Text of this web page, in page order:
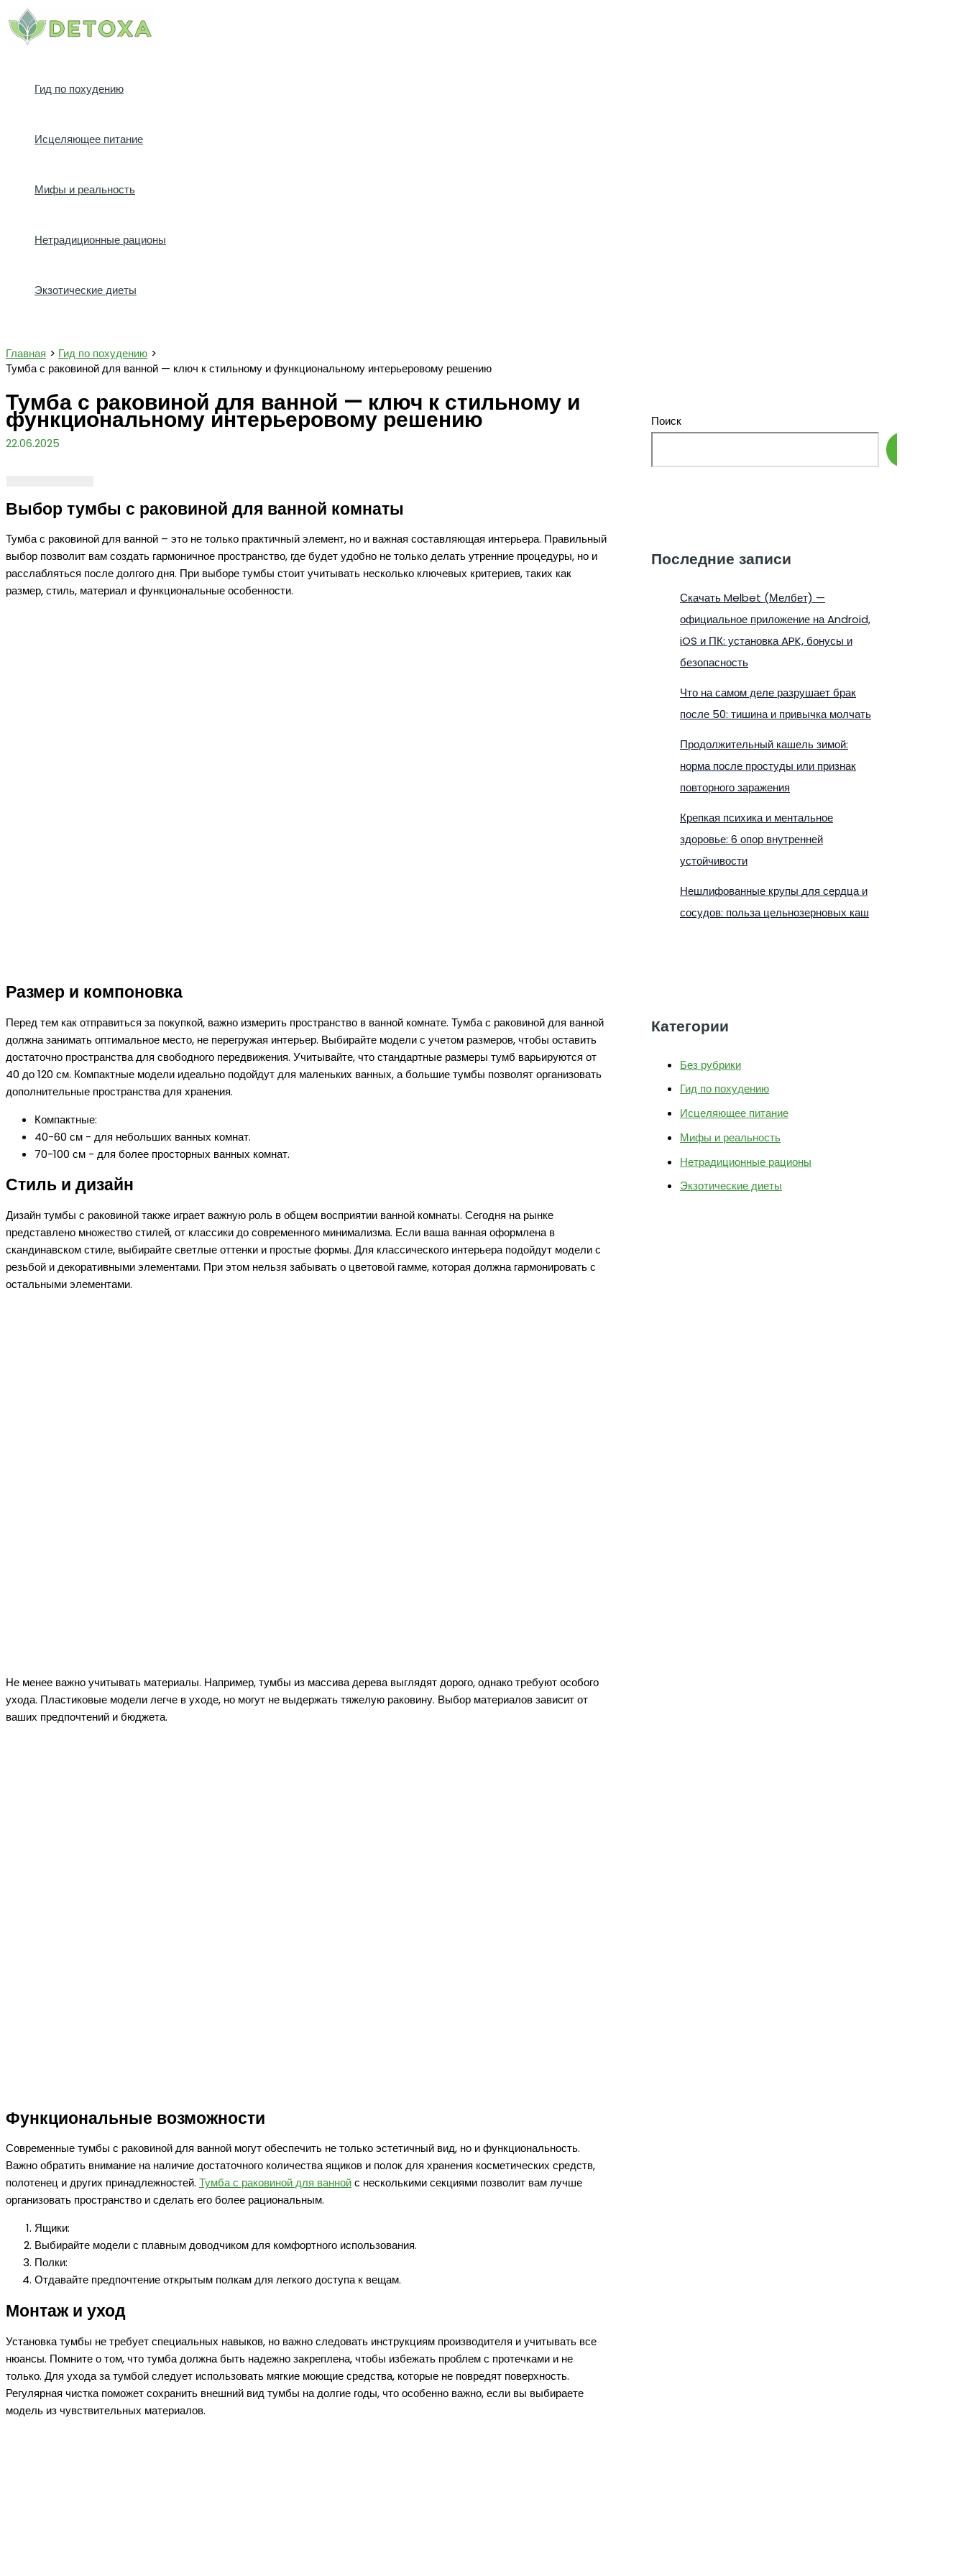
Перейти
к
содержимому
Гид по похудению
Исцеляющее питание
Мифы и реальность
Нетрадиционные рационы
Экзотические диеты
Главная
Гид по похудению
Тумба с раковиной для ванной — ключ к стильному и функциональному интерьеровому решению
Тумба с раковиной для ванной — ключ к стильному и
функциональному интерьеровому решению
22.06.2025
Выбор тумбы с раковиной для ванной комнаты
Тумба с раковиной для ванной – это не только практичный элемент, но и важная составляющая интерьера. Правильный
выбор позволит вам создать гармоничное пространство, где будет удобно не только делать утренние процедуры, но и
расслабляться после долгого дня. При выборе тумбы стоит учитывать несколько ключевых критериев, таких как
размер, стиль, материал и функциональные особенности.
Размер и компоновка
Перед тем как отправиться за покупкой, важно измерить пространство в ванной комнате. Тумба с раковиной для ванной
должна занимать оптимальное место, не перегружая интерьер. Выбирайте модели с учетом размеров, чтобы оставить
достаточно пространства для свободного передвижения. Учитывайте, что стандартные размеры тумб варьируются от
40 до 120 см. Компактные модели идеально подойдут для маленьких ванных, а большие тумбы позволят организовать
дополнительные пространства для хранения.
Компактные:
40-60 см - для небольших ванных комнат.
70-100 см - для более просторных ванных комнат.
Стиль и дизайн
Дизайн тумбы с раковиной также играет важную роль в общем восприятии ванной комнаты. Сегодня на рынке
представлено множество стилей, от классики до современного минимализма. Если ваша ванная оформлена в
скандинавском стиле, выбирайте светлые оттенки и простые формы. Для классического интерьера подойдут модели с
резьбой и декоративными элементами. При этом нельзя забывать о цветовой гамме, которая должна гармонировать с
остальными элементами.
Не менее важно учитывать материалы. Например, тумбы из массива дерева выглядят дорого, однако требуют особого
ухода. Пластиковые модели легче в уходе, но могут не выдержать тяжелую раковину. Выбор материалов зависит от
ваших предпочтений и бюджета.
Функциональные возможности
Современные тумбы с раковиной для ванной могут обеспечить не только эстетичный вид, но и функциональность.
Важно обратить внимание на наличие достаточного количества ящиков и полок для хранения косметических средств,
полотенец и других принадлежностей. Тумба с раковиной для ваннойс несколькими секциями позволит вам лучше
организовать пространство и сделать его более рациональным.
Ящики:
Выбирайте модели с плавным доводчиком для комфортного использования.
Полки:
Отдавайте предпочтение открытым полкам для легкого доступа к вещам.
Монтаж и уход
Установка тумбы не требует специальных навыков, но важно следовать инструкциям производителя и учитывать все
нюансы. Помните о том, что тумба должна быть надежно закреплена, чтобы избежать проблем с протечками и не
только. Для ухода за тумбой следует использовать мягкие моющие средства, которые не повредят поверхность.
Регулярная чистка поможет сохранить внешний вид тумбы на долгие годы, что особенно важно, если вы выбираете
модель из чувствительных материалов.
Поиск
Последние записи
Скачать Melbet (Мелбет) —
официальное приложение на Android,
iOS и ПК: установка APK, бонусы и
безопасность
Что на самом деле разрушает брак
после 50: тишина и привычка молчать
Продолжительный кашель зимой:
норма после простуды или признак
повторного заражения
Крепкая психика и ментальное
здоровье: 6 опор внутренней
устойчивости
Нешлифованные крупы для сердца и
сосудов: польза цельнозерновых каш
Категории
Без рубрики
Гид по похудению
Исцеляющее питание
Мифы и реальность
Нетрадиционные рационы
Экзотические диеты